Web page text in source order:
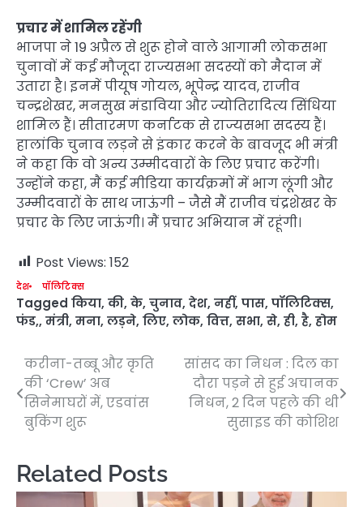
प्रचार में शामिल रहेंगी
भाजपा ने 19 अप्रैल से शुरू होने वाले आगामी लोकसभा
चुनावों में कई मौजूदा राज्यसभा सदस्यों को मैदान में
उतारा है। इनमें पीयूष गोयल, भूपेन्द्र यादव, राजीव
चन्द्रशेखर, मनसुख मंडाविया और ज्योतिरादित्य सिंधिया
शामिल हैं। सीतारमण कर्नाटक से राज्यसभा सदस्य हैं।
हालांकि चुनाव लड़ने से इंकार करने के बावजूद भी मंत्री
ने कहा कि वो अन्य उम्मीदवारों के लिए प्रचार करेंगी।
उन्होंने कहा, मैं कई मीडिया कार्यक्रमों में भाग लूंगी और
उम्मीदवारों के साथ जाऊंगी – जैसे मैं राजीव चंद्रशेखर के
प्रचार के लिए जाऊंगी। मैं प्रचार अभियान में रहूंगी।
Post Views: 152
देश पॉलिटिक्स
Tagged किया, की, के, चुनाव, देश, नहीं, पास, पॉलिटिक्स,
फंड,, मंत्री, मना, लड़ने, लिए, लोक, वित्त, सभा, से, ही, है, होम
Post
navigation
करीना-तब्बू और कृति
की ‘Crew’ अब
सिनेमाघरों में, एडवांस
बुकिंग शुरू
सांसद का निधन : दिल का
दौरा पड़ने से हुई अचानक
निधन, 2 दिन पहले की थी
सुसाइड की कोशिश
Related Posts